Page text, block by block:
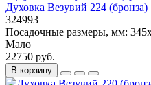
Духовка Везувий 224 (бронза)
324993
Посадочные размеры, мм:
Мало
22750 руб.
В корзину